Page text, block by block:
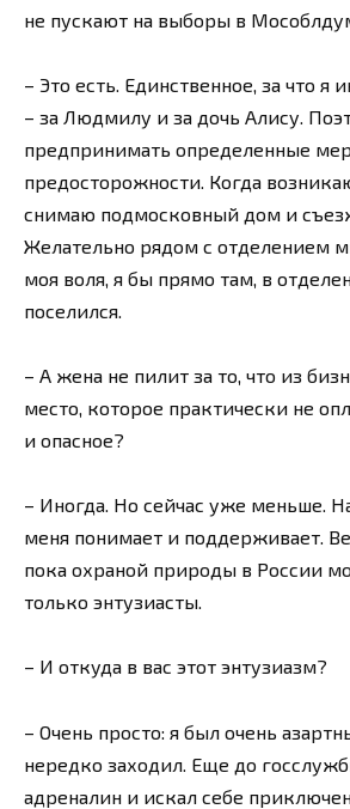
не пускают на выборы в
– Это есть. Единственное, за что я
– за Людмилу и за дочь Алису.
предпринимать определенные
предосторожности. Когда
снимаю подмосковный дом и
Желательно рядом с отделением
моя воля, я бы прямо там, в
поселился.
– А жена не пилит за то, что из
место, которое практически не
и опасное?
– Иногда. Но сейчас уже меньше.
меня понимает и поддерживает.
пока охраной природы в России
только энтузиасты.
– И откуда в вас этот энтузиазм?
– Очень просто: я был очень
нередко заходил. Еще до
адреналин и искал себе